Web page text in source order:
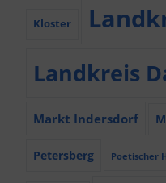
Kloster
Landkreis
Markt Indersdorf
Petersberg Poetischer